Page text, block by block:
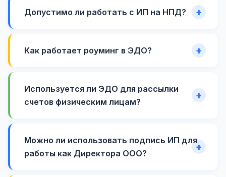
Допустимо ли работать с ИП на НПД?
Как работает роуминг в ЭДО?
Используется ли ЭДО для рассылки
счетов физическим лицам?
Можно ли использовать подпись ИП для
работы как Директора ООО?